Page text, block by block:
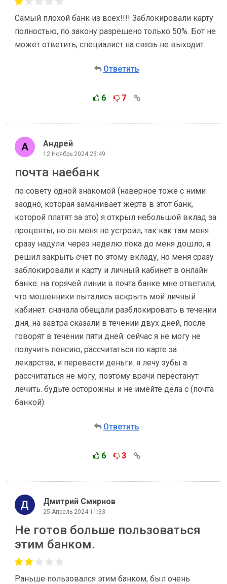
Самый плохой банк из всех!!!! Заблокировали карту
полностью, по закону разрешено только 50%. Бот не
может ответить, специалист на связь не выходит.
Ответить
6 7
Андрей
12 Ноябрь 2024 23:49
почта наебанк
по совету одной знакомой (наверное тоже с ними
заодно, которая заманивает жертв в этот банк,
которой платят за это) я открыл небольшой вклад за
проценты, но он меня не устроил, так как там меня
сразу надули. через неделю пока до меня дошло, я
решил закрыть счет по этому вкладу, но меня сразу
заблокировали и карту и личный кабинет в онлайн
банке. на горячей линии в почта банке мне ответили,
что мошенники пытались вскрыть мой личный
кабинет. сначала обещали разблокировать в течении
дня, на завтра сказали в течении двух дней, после
говорят в течении пяти дней. сейчас я не могу не
получить пенсию, рассчитаться по карте за
лекарства, и перевести деньги. я лечу зубы а
рассчитаться не могу, поэтому врачи перестанут
лечить. будьте осторожны и не имейте дела с (почта
банкой).
Ответить
6 3
Дмитрий Смирнов
25 Апрель 2024 11:33
Не готов больше пользоваться
этим банком.
Раньше пользовался этим банком, был очень